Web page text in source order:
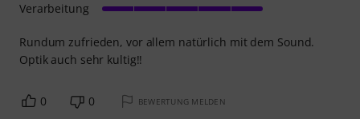
Rundum zufrieden, vor allem natürlich mit dem Sound.
Optik auch sehr kultig!!
Verarbeitung
0 0 BEWERTUNG MELDEN